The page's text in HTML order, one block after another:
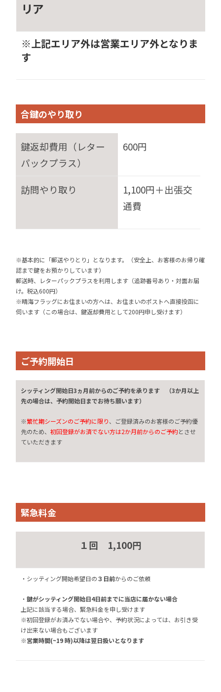
リア
※上記エリア外は営業エリア外となりま
す
合鍵のやり取り
鍵返却費用（レター
パックプラス）
600円
訪問やり取り
1,100円＋出張交
通費
※基本的に「郵送やりとり」となります。（安全上、お客様のお帰り確
認まで鍵をお預かりしています）
郵送時、レターパックプラスを利用します（追跡番号あり・対面お届
け。税込600円）
※晴海フラッグにお住まいの方へは、お住まいのポストへ直接投函に
伺います（この場合は、鍵返却費用として200円申し受けます）
ご予約開始日
シッティング開始日3ヵ月前からのご予約を承ります （3か月以上
先の場合は、予約開始日までお待ち願います）
※繁忙期シーズンのご予約に限り、ご登録済みのお客様のご予約優
先のため、初回登録がお済でない方は2か月前からのご予約とさせ
ていただきます
緊急料金
１回 1,100円
・シッティング開始希望日の３日前からのご依頼
・鍵がシッティング開始日4日前までに当店に届かない場合
上記に該当する場合、緊急料金を申し受けます
※初回登録がお済みでない場合や、予約状況によっては、お引き受
け出来ない場合もございます
※営業時間(~19 時)以降は翌日扱いとなります